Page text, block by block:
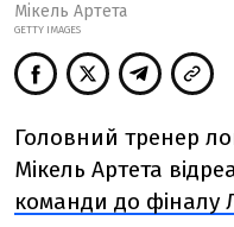
Мікель Артета
GETTY IMAGES
Головний тренер
Мікель Артета
команди до фіналу